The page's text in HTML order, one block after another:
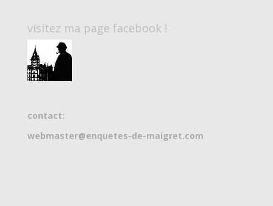
visitez ma page facebook !
contact:
webmaster@enquetes-de-maigret.com